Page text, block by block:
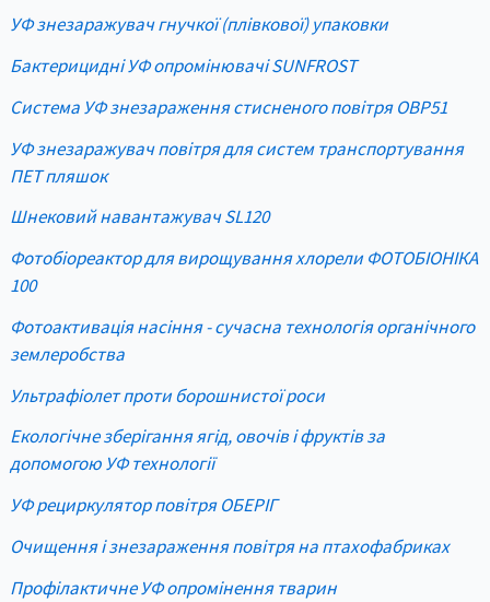
УФ знезаражувач гнучкої (плівкової) упаковки
Бактерицидні УФ опромінювачі SUNFROST
Система УФ знезараження стисненого повітря OBP51
УФ знезаражувач повітря для систем транспортування
ПЕТ пляшок
Шнековий навантажувач SL120
Фотобіореактор для вирощування хлорели ФОТОБІОНІКА
100
Фотоактивація насіння - сучасна технологія органічного
землеробства
Ультрафіолет проти борошнистої роси
Екологічне зберігання ягід, овочів і фруктів за
допомогою УФ технології
УФ рециркулятор повітря ОБЕРІГ
Очищення і знезараження повітря на птахофабриках
Профілактичне УФ опромінення тварин